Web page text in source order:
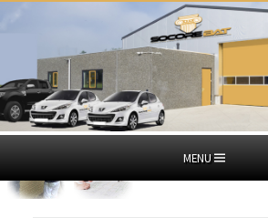
MENU